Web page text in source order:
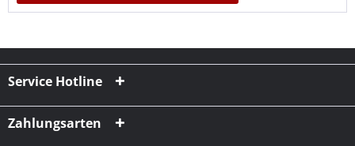
Service Hotline
Zahlungsarten